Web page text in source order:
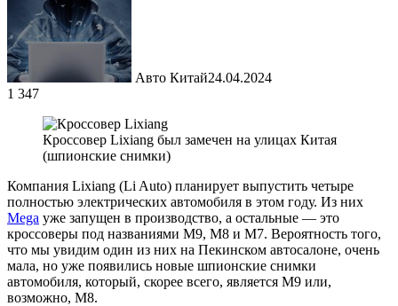
Авто Китай24.04.2024
1 347
Кроссовер Lixiang был замечен на улицах Китая
(шпионские снимки)
Компания Lixiang (Li Auto) планирует выпустить четыре
полностью электрических автомобиля в этом году. Из них
Mega уже запущен в производство, а остальные — это
кроссоверы под названиями M9, M8 и M7. Вероятность того,
что мы увидим один из них на Пекинском автосалоне, очень
мала, но уже появились новые шпионские снимки
автомобиля, который, скорее всего, является M9 или,
возможно, M8.